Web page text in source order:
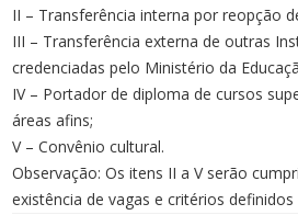
II – Transferência interna por reopção
III – Transferência externa de outras
credenciadas pelo Ministério da
IV – Portador de diploma de cursos
áreas afins;
V – Convênio cultural.
Observação: Os itens II a V serão
existência de vagas e critérios